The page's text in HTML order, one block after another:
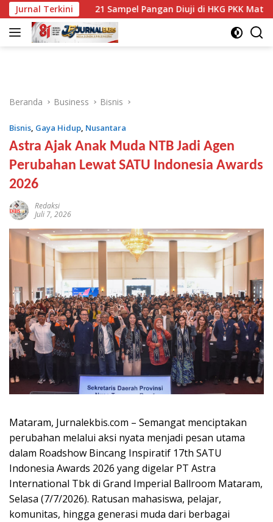
Langsung
ke
konten
Jurnal Terkini
21 Sampel Pangan Diuji di HKG PKK Mataram,
Beranda Business Bisnis
Bisnis, Gaya Hidup, Nusantara
Astra Ajak Anak Muda NTB Jadi Agen
Perubahan Lewat SATU Indonesia Awards
2026
Redaksi
Juli 7, 2026
Mataram, Jurnalekbis.com – Semangat menciptakan
perubahan melalui aksi nyata menjadi pesan utama
dalam Roadshow Bincang Inspiratif 17th SATU
Indonesia Awards 2026 yang digelar PT Astra
International Tbk di Grand Imperial Ballroom Mataram,
Selasa (7/7/2026). Ratusan mahasiswa, pelajar,
komunitas, hingga generasi muda dari berbagai